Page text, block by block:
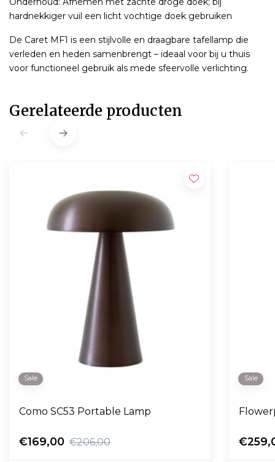
hardnekkiger vuil een licht vochtige doek gebruiken
De Caret MF1 is een stijlvolle en draagbare tafellamp die
verleden en heden samenbrengt – ideaal voor bij u thuis
voor functioneel gebruik als mede sfeervolle verlichting.
Gerelateerde producten
Sale
Como SC53 Portable Lamp
€169,00 €206,00
Sale